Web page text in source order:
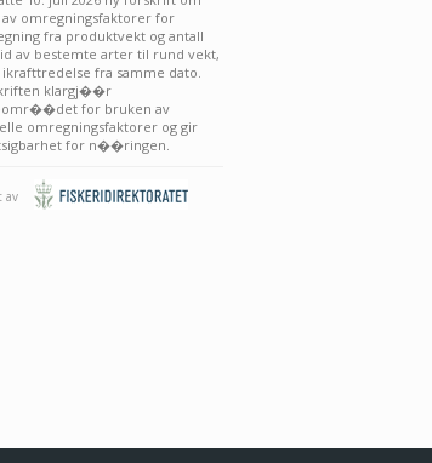
omregningsfaktorer for
fra produktvekt og antall
av bestemte arter til rund vekt,
fra samme dato.
klargj��r
for bruken av
omregningsfaktorer og gir
for n��ringen.
av